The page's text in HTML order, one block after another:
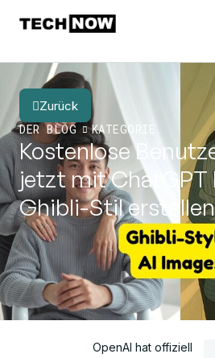
Zurück
DER BLOG
KATEGORIE
Kostenlose
jetzt mit ChatGPT
Ghibli-Stil erstellen
OpenAI hat offiziell